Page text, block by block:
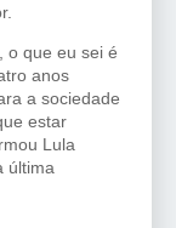
o que eu sei é
anos
a sociedade
estar
Lula
última